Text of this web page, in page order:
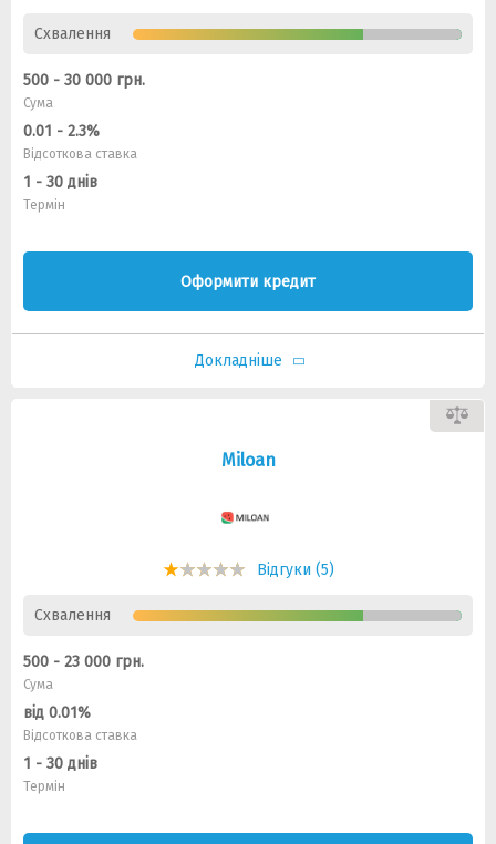
Схвалення
500 - 30 000 грн.
Сума
0.01 - 2.3%
Відсоткова ставка
1 - 30 днів
Термін
Оформити кредит
Докладніше
Miloan
Відгуки (5)
Схвалення
500 - 23 000 грн.
Сума
від 0.01%
Відсоткова ставка
1 - 30 днів
Термін